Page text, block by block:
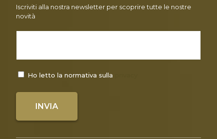
Iscriviti alla nostra newsletter per scoprire tutte le nostre
novità
Ho letto la normativa sulla